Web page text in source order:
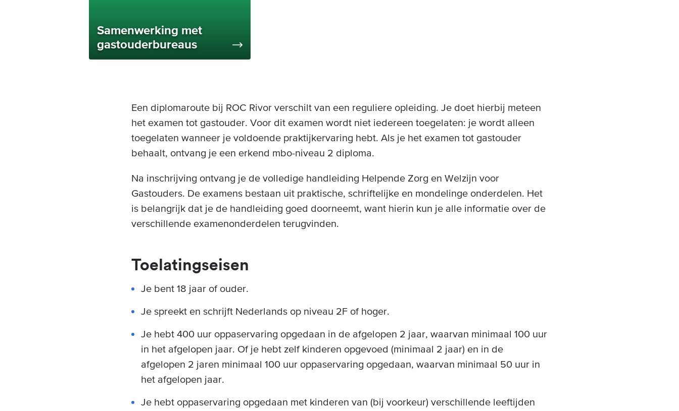
Samenwerking met
gastouderbureaus
Een diplomaroute bij ROC Rivor verschilt van een reguliere opleiding. Je doet hierbij meteen
het examen tot gastouder. Voor dit examen wordt niet iedereen toegelaten: je wordt alleen
toegelaten wanneer je voldoende praktijkervaring hebt. Als je het examen tot gastouder
behaalt, ontvang je een erkend mbo-niveau 2 diploma.
Na inschrijving ontvang je de volledige handleiding Helpende Zorg en Welzijn voor
Gastouders. De examens bestaan uit praktische, schriftelijke en mondelinge onderdelen. Het
is belangrijk dat je de handleiding goed doorneemt, want hierin kun je alle informatie over de
verschillende examenonderdelen terugvinden.
Toelatingseisen
Je bent 18 jaar of ouder.
Je spreekt en schrijft Nederlands op niveau 2F of hoger.
Je hebt 400 uur oppaservaring opgedaan in de afgelopen 2 jaar, waarvan minimaal 100 uur
in het afgelopen jaar. Of je hebt zelf kinderen opgevoed (minimaal 2 jaar) en in de
afgelopen 2 jaren minimaal 100 uur oppaservaring opgedaan, waarvan minimaal 50 uur in
het afgelopen jaar.
Je hebt oppaservaring opgedaan met kinderen van (bij voorkeur) verschillende leeftijden